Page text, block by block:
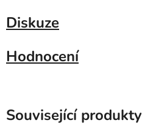
Diskuze
Hodnocení
Související produkty